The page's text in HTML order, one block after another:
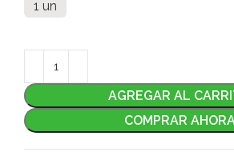
1 un
AGREGAR AL
COMPRAR